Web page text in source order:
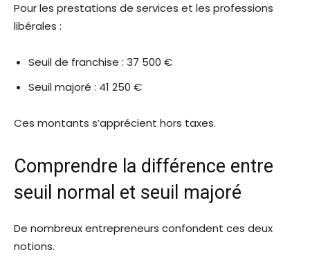
Pour les prestations de services et les professions
libérales :
Seuil de franchise : 37 500 €
Seuil majoré : 41 250 €
Ces montants s’apprécient hors taxes.
Comprendre la différence entre
seuil normal et seuil majoré
De nombreux entrepreneurs confondent ces deux
notions.